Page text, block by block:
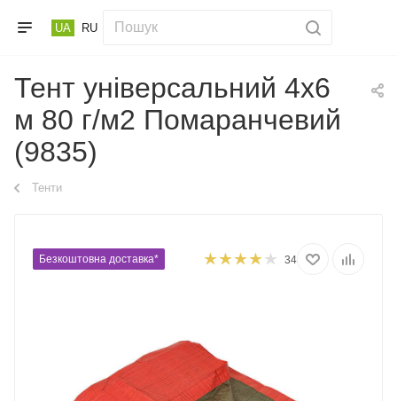
UA RU
Тент універсальний 4х6
м 80 г/м2 Помаранчевий
(9835)
Тенти
Безкоштовна доставка* 34